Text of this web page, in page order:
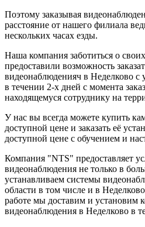
Поэтому заказывая
расстояние от нашего филиала
нескольких часах езды.
Наша компания заботиться о
предоставили возможность
видеонаблюденияч в Неделково с
в течении 2-х дней с момента
находящемуся сотруднику на
У нас вы всегда можете купить
доступной цене и заказать её
доступной цене с обучением и
Компания "NTS" предоставляет
видеонаблюдения не только в
устанавливаем системы
области в том числе и в
работе мы доставим и установим
видеонаблюдения в Неделково в